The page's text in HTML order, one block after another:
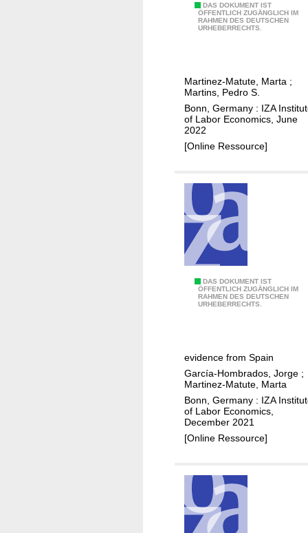
u
r
v
e
y
DAS DOKUMENT IST
ÖFFENTLICH ZUGÄNGLICH IM
RAHMEN DES DEUTSCHEN
URHEBERRECHTS.
p
r
e
s
e
t
t
v
e
c
i
a
l
p
a
r
Martinez-Matute, Marta ;
Martins, Pedro S.
Bonn, Germany : IZA
of Labor Economics, June
2022
[Online Ressource]
DAS DOKUMENT IST
ÖFFENTLICH ZUGÄNGLICH IM
RAHMEN DES DEUTSCHEN
URHEBERRECHTS.
a
l
i
z
e
d
o
r
evidence from Spain
García-Hombrados, Jorge ;
Martinez-Matute, Marta
Bonn, Germany : IZA
of Labor Economics,
December 2021
[Online Ressource]